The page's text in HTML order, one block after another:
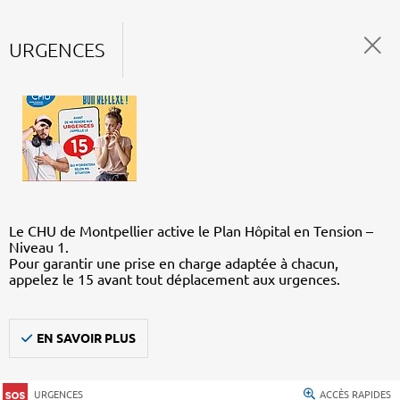
URGENCES
Le CHU de Montpellier active le Plan Hôpital en Tension –
Niveau 1.
Pour garantir une prise en charge adaptée à chacun,
appelez le 15 avant tout déplacement aux urgences.
EN SAVOIR PLUS
URGENCES ACCÈS RAPIDES